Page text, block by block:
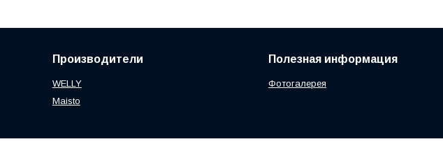
Производители
WELLY
Maisto
Полезная информация
Фотогалерея